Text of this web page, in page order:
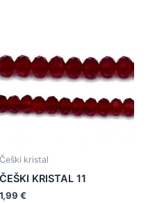
Češki kristal
ČEŠKI KRISTAL 11
1,99 €